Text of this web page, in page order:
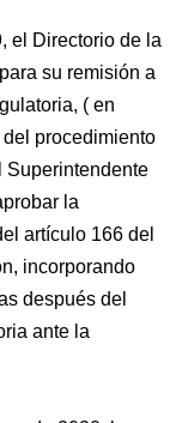
el Directorio de la
su remisión a
( en
procedimiento
Superintendente
la
artículo 166 del
incorporando
después del
ante la